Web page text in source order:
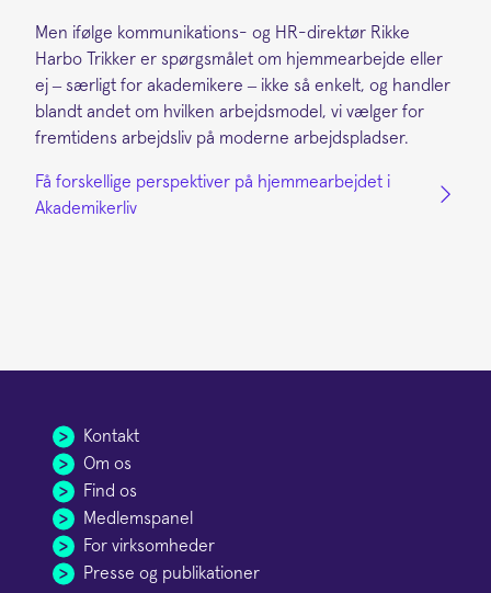
Men ifølge kommunikations- og HR-direktør Rikke
Harbo Trikker er spørgsmålet om hjemmearbejde eller
ej – særligt for akademikere – ikke så enkelt, og handler
blandt andet om hvilken arbejdsmodel, vi vælger for
fremtidens arbejdsliv på moderne arbejdspladser.
Få forskellige perspektiver på hjemmearbejdet i
Akademikerliv
Kontakt
Om os
Find os
Medlemspanel
For virksomheder
Presse og publikationer